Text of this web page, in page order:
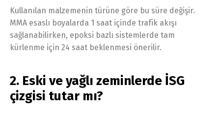
Kullanılan malzemenin türüne göre bu süre değişir.
MMA esaslı boyalarda 1 saat içinde trafik akışı
sağlanabilirken, epoksi bazlı sistemlerde tam
kürlenme için 24 saat beklenmesi önerilir.
2. Eski ve yağlı zeminlerde İSG
çizgisi tutar mı?